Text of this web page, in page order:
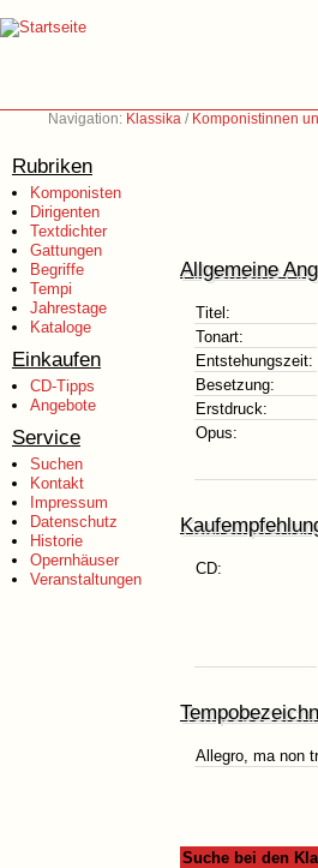
Navigation: Klassika / Komponistinnen
Rubriken
Komponisten
Dirigenten
Textdichter
Gattungen
Begriffe
Tempi
Jahrestage
Kataloge
Einkaufen
CD-Tipps
Angebote
Service
Suchen
Kontakt
Impressum
Datenschutz
Historie
Opernhäuser
Veranstaltungen
Allgemeine
Titel:
Tonart:
Entstehungszeit:
Besetzung:
Erstdruck:
Opus:
CD:
Allegro, ma non
Suche bei den